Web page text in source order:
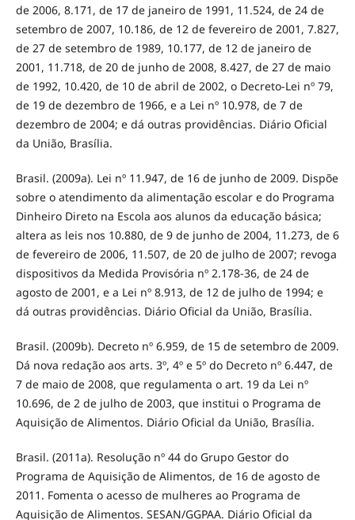
de 2006, 8.171, de 17 de janeiro de 1991, 11.524, de 24 de
setembro de 2007, 10.186, de 12 de fevereiro de 2001, 7.827,
de 27 de setembro de 1989, 10.177, de 12 de janeiro de
2001, 11.718, de 20 de junho de 2008, 8.427, de 27 de maio
de 1992, 10.420, de 10 de abril de 2002, o Decreto-Lei nº 79,
de 19 de dezembro de 1966, e a Lei nº 10.978, de 7 de
dezembro de 2004; e dá outras providências. Diário Oficial
da União, Brasília.
Brasil. (2009a). Lei nº 11.947, de 16 de junho de 2009. Dispõe
sobre o atendimento da alimentação escolar e do Programa
Dinheiro Direto na Escola aos alunos da educação básica;
altera as leis nos 10.880, de 9 de junho de 2004, 11.273, de 6
de fevereiro de 2006, 11.507, de 20 de julho de 2007; revoga
dispositivos da Medida Provisória nº 2.178-36, de 24 de
agosto de 2001, e a Lei nº 8.913, de 12 de julho de 1994; e
dá outras providências. Diário Oficial da União, Brasília.
Brasil. (2009b). Decreto nº 6.959, de 15 de setembro de 2009.
Dá nova redação aos arts. 3º, 4º e 5º do Decreto nº 6.447, de
7 de maio de 2008, que regulamenta o art. 19 da Lei nº
10.696, de 2 de julho de 2003, que institui o Programa de
Aquisição de Alimentos. Diário Oficial da União, Brasília.
Brasil. (2011a). Resolução nº 44 do Grupo Gestor do
Programa de Aquisição de Alimentos, de 16 de agosto de
2011. Fomenta o acesso de mulheres ao Programa de
Aquisição de Alimentos. SESAN/GGPAA. Diário Oficial da